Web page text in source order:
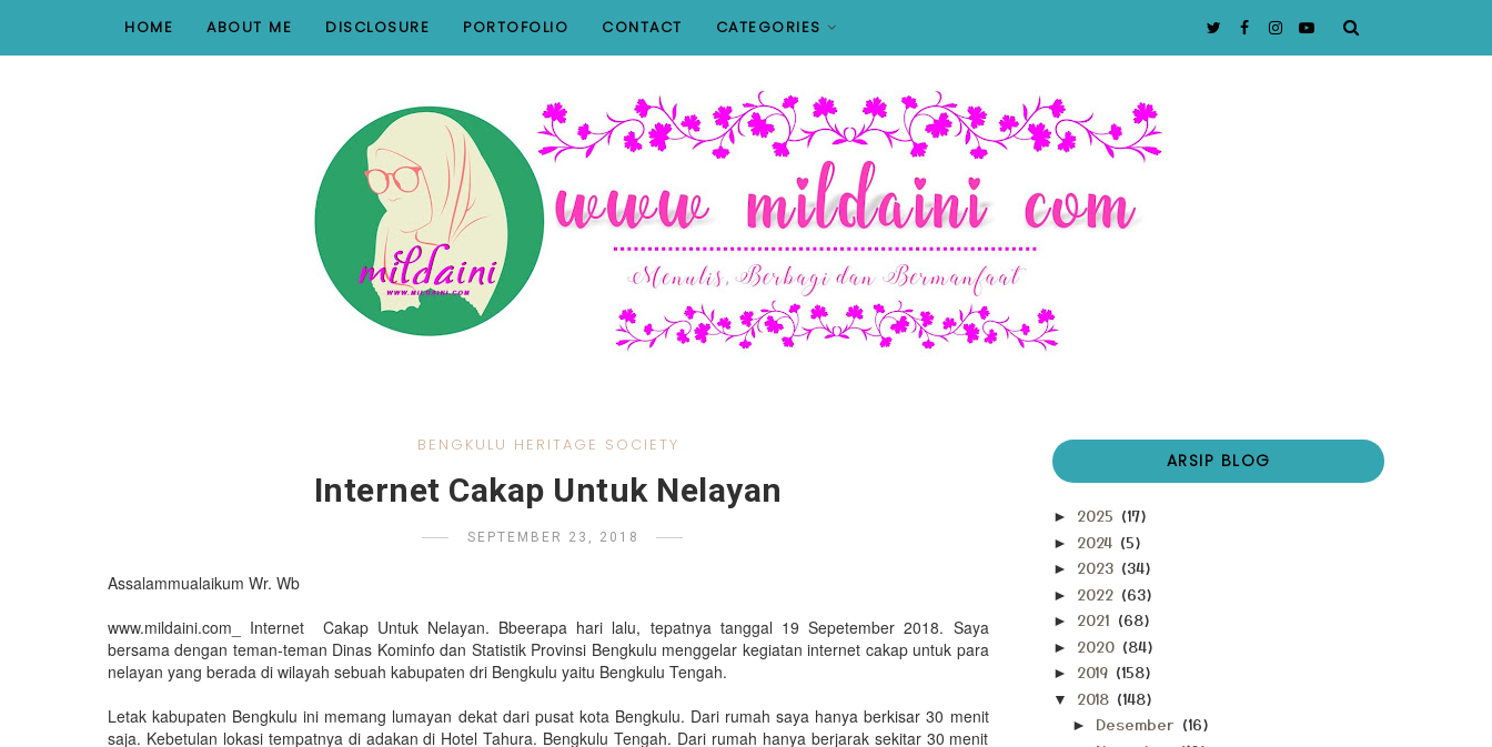
HOME ABOUT ME DISCLOSURE PORTOFOLIO CONTACT CATEGORIES
BENGKULU HERITAGE SOCIETY
Internet Cakap Untuk Nelayan
SEPTEMBER 23, 2018
Assalammualaikum Wr. Wb
www.mildaini.com_ Internet Cakap Untuk Nelayan. Bbeerapa hari lalu, tepatnya tanggal 19 Sepetember 2018. Saya
bersama dengan teman-teman Dinas Kominfo dan Statistik Provinsi Bengkulu menggelar kegiatan internet cakap untuk para
nelayan yang berada di wilayah sebuah kabupaten dri Bengkulu yaitu Bengkulu Tengah.
Letak kabupaten Bengkulu ini memang lumayan dekat dari pusat kota Bengkulu. Dari rumah saya hanya berkisar 30 menit
saja. Kebetulan lokasi tempatnya di adakan di Hotel Tahura. Bengkulu Tengah. Dari rumah hanya berjarak sekitar 30 menit
ARSIP BLOG
► 2025 (17)
► 2024 (5)
► 2023 (34)
► 2022 (63)
► 2021 (68)
► 2020 (84)
► 2019 (158)
▼ 2018 (148)
► Desember (16)